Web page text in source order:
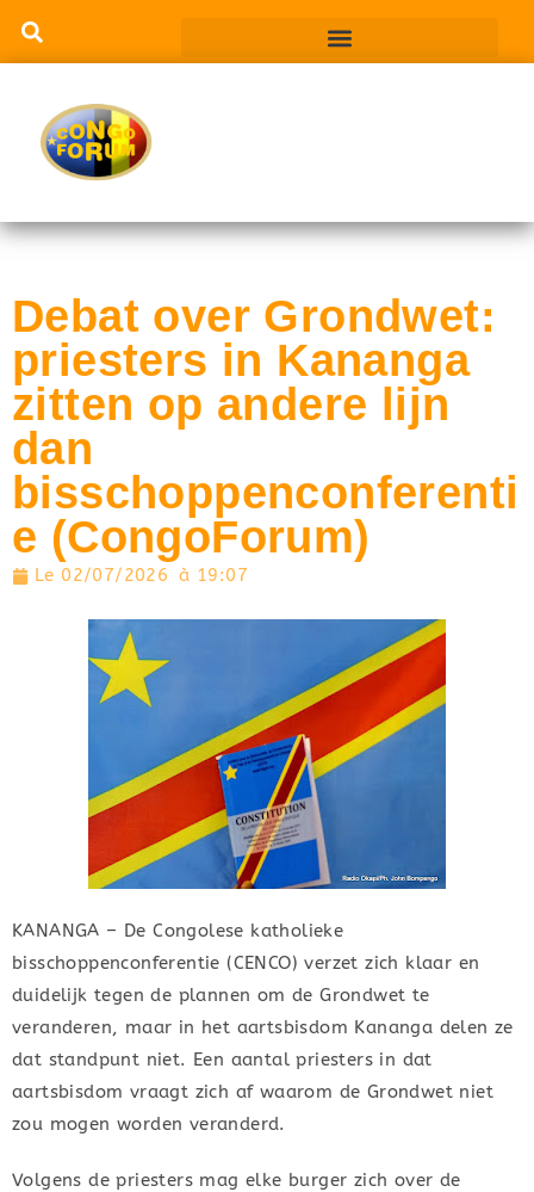
Debat over Grondwet:
priesters in Kananga
zitten op andere lijn
dan
bisschoppenconferenti
e (CongoForum)
Le 02/07/2026 à 19:07
KANANGA – De Congolese katholieke
bisschoppenconferentie (CENCO) verzet zich klaar en
duidelijk tegen de plannen om de Grondwet te
veranderen, maar in het aartsbisdom Kananga delen ze
dat standpunt niet. Een aantal priesters in dat
aartsbisdom vraagt zich af waarom de Grondwet niet
zou mogen worden veranderd.
Volgens de priesters mag elke burger zich over de